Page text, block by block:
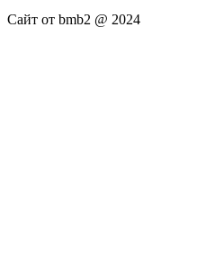
Сайт от bmb2 @ 2024